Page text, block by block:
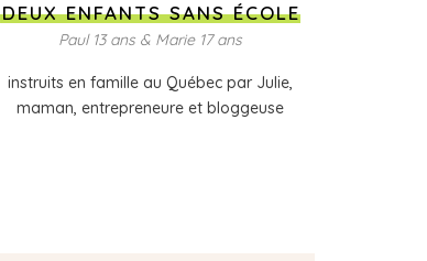
DEUX ENFANTS SANS ÉCOLE
Paul 13 ans & Marie 17 ans
instruits en famille au Québec par Julie,
maman, entrepreneure et bloggeuse